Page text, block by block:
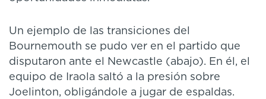
Un ejemplo de las transiciones del
Bournemouth se pudo ver en el partido que
disputaron ante el Newcastle (abajo). En él, el
equipo de Iraola saltó a la presión sobre
Joelinton, obligándole a jugar de espaldas.